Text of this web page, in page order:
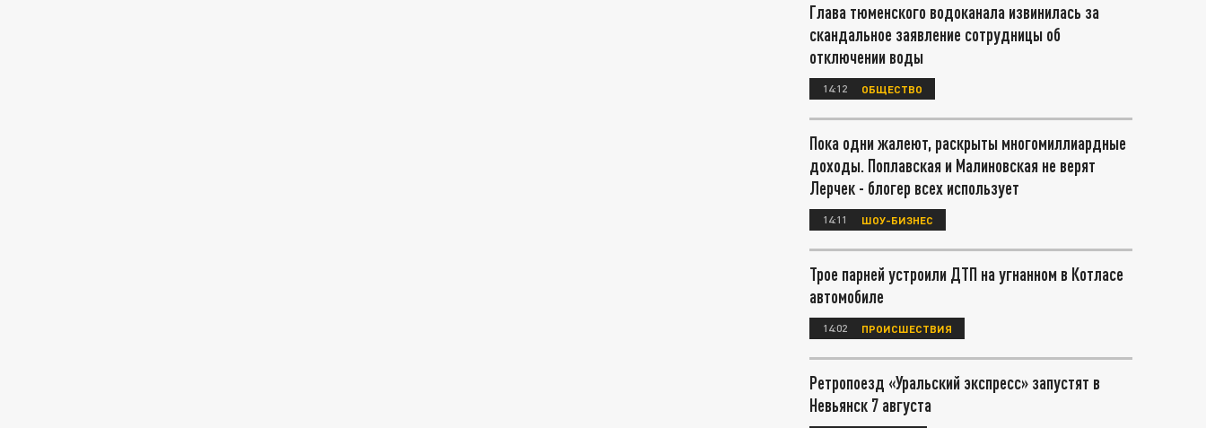
Глава тюменского водоканала извинилась за
скандальное заявление сотрудницы об
отключении воды
14:12 ОБЩЕСТВО
Пока одни жалеют, раскрыты многомиллиардные
доходы. Поплавская и Малиновская не верят
Лерчек - блогер всех использует
14:11 ШОУ-БИЗНЕС
Трое парней устроили ДТП на угнанном в Котласе
автомобиле
14:02 ПРОИСШЕСТВИЯ
Ретропоезд «Уральский экспресс» запустят в
Невьянск 7 августа